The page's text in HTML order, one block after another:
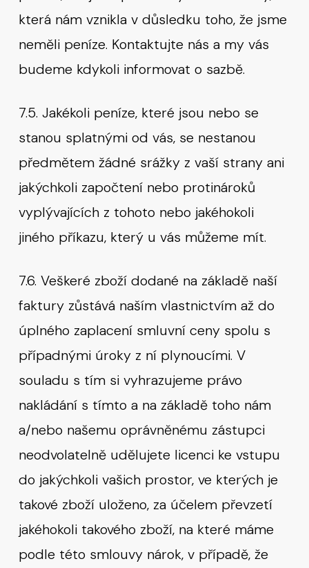
která nám vznikla v důsledku toho, že jsme
neměli peníze. Kontaktujte nás a my vás
budeme kdykoli informovat o sazbě.
7.5. Jakékoli peníze, které jsou nebo se
stanou splatnými od vás, se nestanou
předmětem žádné srážky z vaší strany ani
jakýchkoli započtení nebo protinároků
vyplývajících z tohoto nebo jakéhokoli
jiného příkazu, který u vás můžeme mít.
7.6. Veškeré zboží dodané na základě naší
faktury zůstává naším vlastnictvím až do
úplného zaplacení smluvní ceny spolu s
případnými úroky z ní plynoucími. V
souladu s tím si vyhrazujeme právo
nakládání s tímto a na základě toho nám
a/nebo našemu oprávněnému zástupci
neodvolatelně udělujete licenci ke vstupu
do jakýchkoli vašich prostor, ve kterých je
takové zboží uloženo, za účelem převzetí
jakéhokoli takového zboží, na které máme
podle této smlouvy nárok, v případě, že